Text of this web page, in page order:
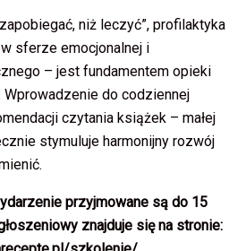
niż leczyć”, profilaktyka
sferze emocjonalnej i
– jest fundamentem opieki
Wprowadzenie do codziennej
czytania książek – małej
stymuluje harmonijny rozwój
przyjmowane są do 15
znajduje się na stronie: